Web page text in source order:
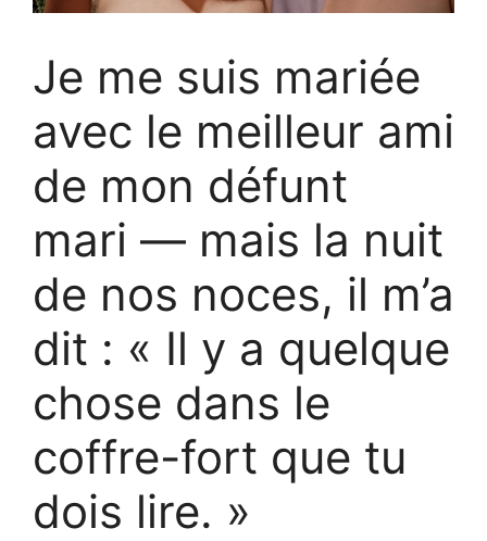
Je me suis mariée
avec le meilleur ami
de mon défunt
mari — mais la nuit
de nos noces, il m’a
dit : « Il y a quelque
chose dans le
coffre-fort que tu
dois lire. »